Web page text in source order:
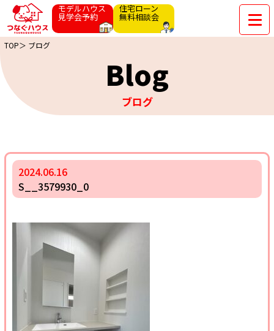
モデルハウス
見学会予約
住宅ローン
無料相談会
TOP＞ ブログ
Blog
ブログ
2024.06.16
S__3579930_0